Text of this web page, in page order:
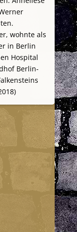
wohnte als
in Berlin
Hospital
Berlin-